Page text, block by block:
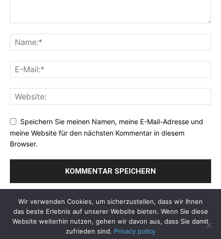
Speichern Sie meinen Namen, meine E-Mail-Adresse und
meine Website für den nächsten Kommentar in diesem
Browser.
Datenschutzerklaerung Impressum
Wir verwenden Cookies, um sicherzustellen, dass wir Ihnen
das beste Erlebnis auf unserer Website bieten. Wenn Sie diese
Website weiterhin nutzen, gehen wir davon aus, dass Sie damit
zufrieden sind. Privacy policy